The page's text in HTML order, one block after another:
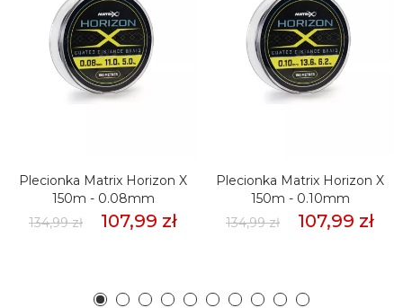
Plecionka Matrix Horizon X
150m - 0.08mm
134,99 zł
107,99 zł
Plecionka Matrix Horizon X
150m - 0.10mm
134,99 zł
107,99 zł